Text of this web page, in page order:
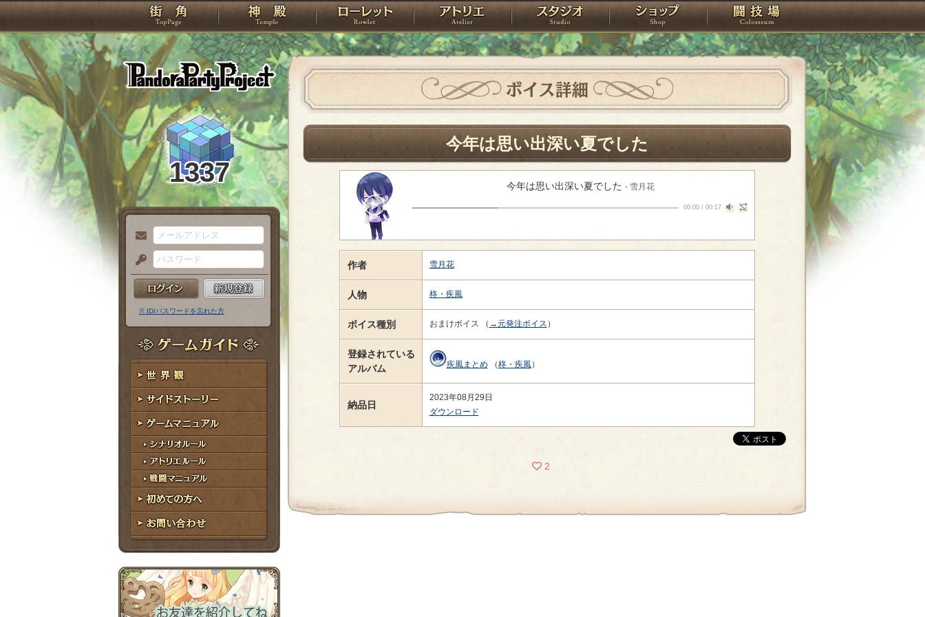
PandoraPartyProject
TOP 神殿 ローレット アトリエ スタジオ ショップ 闘技場
1337
メ
ー
ル
ア
ド
レ
ス
パ
ス
ー
ド
※ ID/パスワードを忘れた方
ゲームガイド
世界観
サイドストーリー
ゲームマニュアル
シナリオルール
アトリエルール
戦闘マニュアル
初めての方へ
お問い合わせ
ボイス詳細
今年は思い出深い夏でした
今年は思い出深い夏でした - 雪月花
00:00/ 00:17
作者 雪月花
人物 柊・疾風
ボイス種別 おまけボイス （ →元発注ボイス ）
登録されている
アルバム
疾風まとめ （柊・疾風）
納品日
2023年08月29日
ダウンロード
2